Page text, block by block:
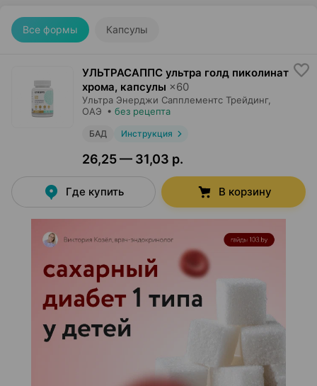
Все формы Капсулы
УЛЬТРАСАППС ультра голд пиколинат
хрома, капсулы ×60
Ультра Энерджи Сапплементс Трейдинг,
ОАЭ • без рецепта
БАД Инструкция
26,25 — 31,03 р.
Где купить В корзину